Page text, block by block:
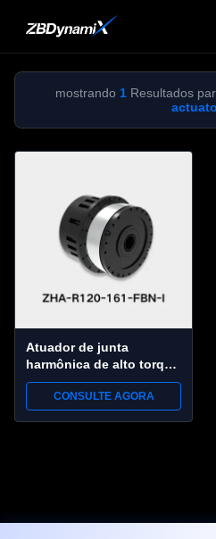
mostrando 1 Resultados
Atuador de junta
harmônica de alto torque
ZBDynamiX ZHA-R120-
161-FBN-I | Torque de
pico de 450 Nm, relação
CONSULTE AGORA